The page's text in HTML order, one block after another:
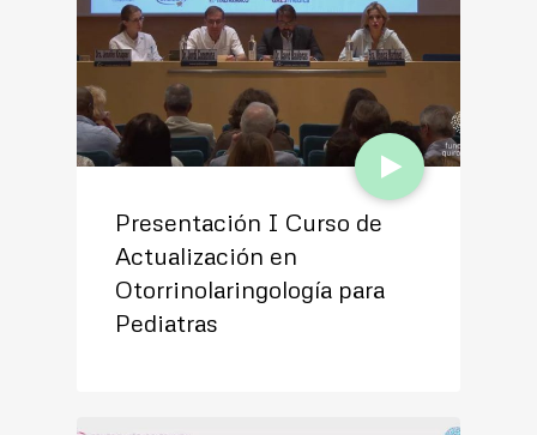
Presentación I Curso de
Actualización en
Otorrinolaringología para
Pediatras